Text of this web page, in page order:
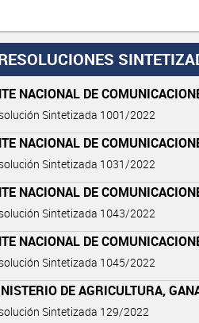
NACIONAL DE
Sintetizada 1001/2022
NACIONAL DE
Sintetizada 1031/2022
NACIONAL DE
Sintetizada 1043/2022
NACIONAL DE
Sintetizada 1045/2022
DE AGRICULTURA,
Sintetizada 129/2022